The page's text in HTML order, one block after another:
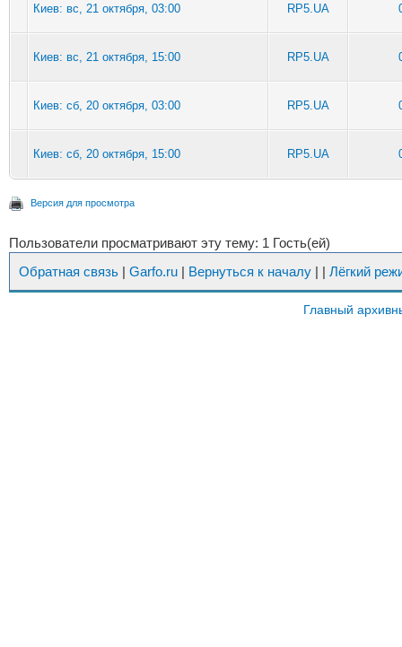
Киев: вс, 21 октября, 03:00 RP5.UA
Киев: вс, 21 октября, 15:00 RP5.UA
Киев: сб, 20 октября, 03:00 RP5.UA
Киев: сб, 20 октября, 15:00 RP5.UA
Версия для просмотра
Пользователи просматривают эту тему: 1 Гость(ей)
Обратная связь | Garfo.ru | Вернуться к началу | | Лёгкий
Главный